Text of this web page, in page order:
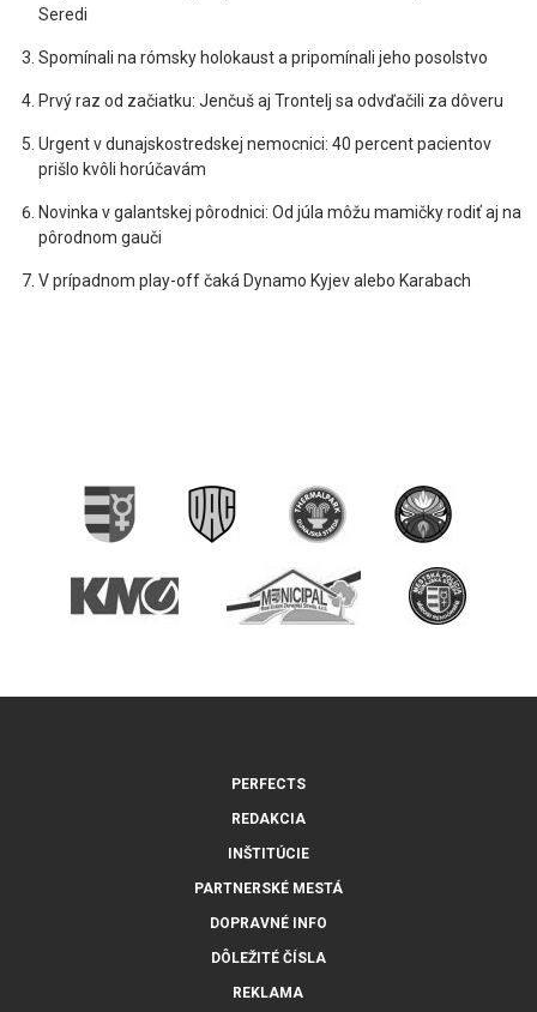
Seredi
Spomínali na rómsky holokaust a pripomínali jeho posolstvo
Prvý raz od začiatku: Jenčuš aj Trontelj sa odvďačili za dôveru
Urgent v dunajskostredskej nemocnici: 40 percent pacientov
prišlo kvôli horúčavám
Novinka v galantskej pôrodnici: Od júla môžu mamičky rodiť aj na
pôrodnom gauči
V prípadnom play-off čaká Dynamo Kyjev alebo Karabach
PERFECTS
REDAKCIA
INŠTITÚCIE
PARTNERSKÉ MESTÁ
DOPRAVNÉ INFO
DÔLEŽITÉ ČÍSLA
REKLAMA